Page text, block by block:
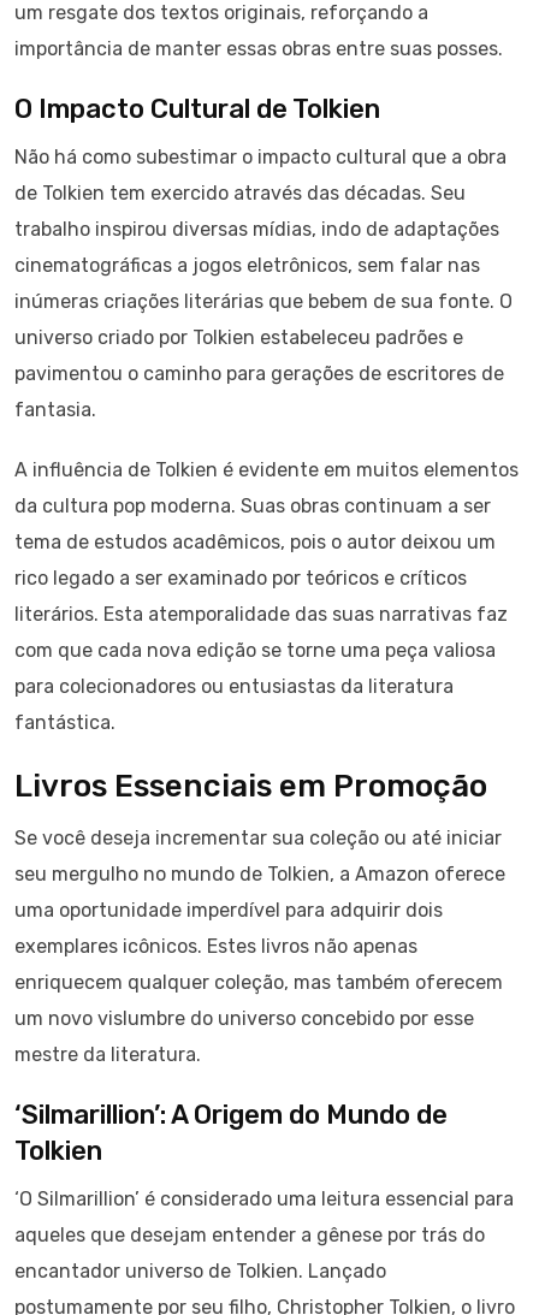
um resgate dos textos originais, reforçando a
importância de manter essas obras entre suas posses.
O Impacto Cultural de Tolkien
Não há como subestimar o impacto cultural que a obra
de Tolkien tem exercido através das décadas. Seu
trabalho inspirou diversas mídias, indo de adaptações
cinematográficas a jogos eletrônicos, sem falar nas
inúmeras criações literárias que bebem de sua fonte. O
universo criado por Tolkien estabeleceu padrões e
pavimentou o caminho para gerações de escritores de
fantasia.
A influência de Tolkien é evidente em muitos elementos
da cultura pop moderna. Suas obras continuam a ser
tema de estudos acadêmicos, pois o autor deixou um
rico legado a ser examinado por teóricos e críticos
literários. Esta atemporalidade das suas narrativas faz
com que cada nova edição se torne uma peça valiosa
para colecionadores ou entusiastas da literatura
fantástica.
Livros Essenciais em Promoção
Se você deseja incrementar sua coleção ou até iniciar
seu mergulho no mundo de Tolkien, a Amazon oferece
uma oportunidade imperdível para adquirir dois
exemplares icônicos. Estes livros não apenas
enriquecem qualquer coleção, mas também oferecem
um novo vislumbre do universo concebido por esse
mestre da literatura.
‘Silmarillion’: A Origem do Mundo de
Tolkien
‘O Silmarillion’ é considerado uma leitura essencial para
aqueles que desejam entender a gênese por trás do
encantador universo de Tolkien. Lançado
postumamente por seu filho, Christopher Tolkien, o livro